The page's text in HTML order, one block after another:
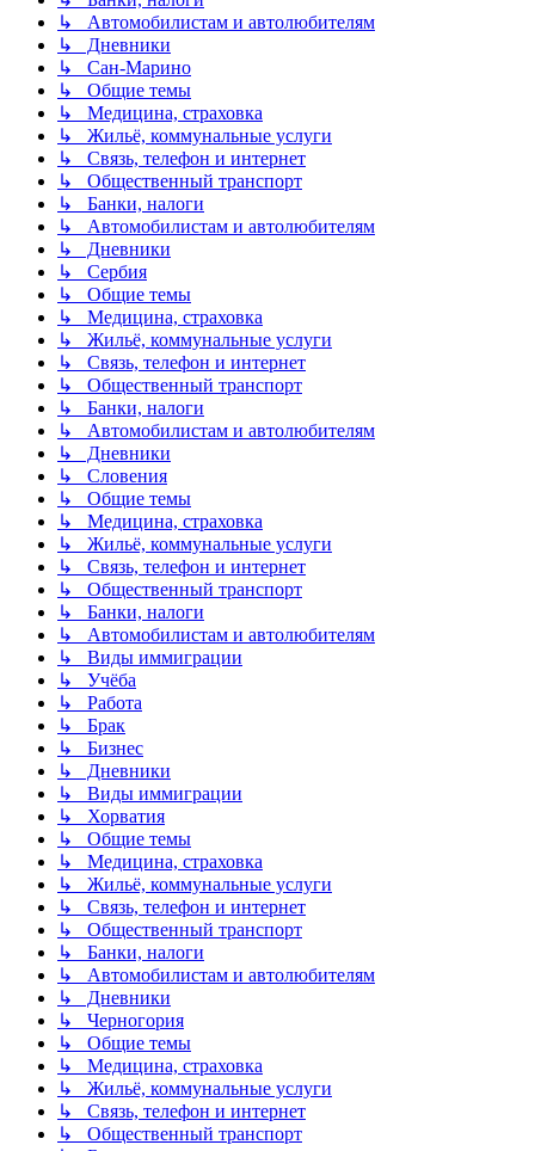
↳ Автомобилистам и автолюбителям
↳ Дневники
↳ Сан-Марино
↳ Общие темы
↳ Медицина, страховка
↳ Жильё, коммунальные услуги
↳ Связь, телефон и интернет
↳ Общественный транспорт
↳ Банки, налоги
↳ Автомобилистам и автолюбителям
↳ Дневники
↳ Сербия
↳ Общие темы
↳ Медицина, страховка
↳ Жильё, коммунальные услуги
↳ Связь, телефон и интернет
↳ Общественный транспорт
↳ Банки, налоги
↳ Автомобилистам и автолюбителям
↳ Дневники
↳ Словения
↳ Общие темы
↳ Медицина, страховка
↳ Жильё, коммунальные услуги
↳ Связь, телефон и интернет
↳ Общественный транспорт
↳ Банки, налоги
↳ Автомобилистам и автолюбителям
↳ Виды иммиграции
↳ Учёба
↳ Работа
↳ Брак
↳ Бизнес
↳ Дневники
↳ Виды иммиграции
↳ Хорватия
↳ Общие темы
↳ Медицина, страховка
↳ Жильё, коммунальные услуги
↳ Связь, телефон и интернет
↳ Общественный транспорт
↳ Банки, налоги
↳ Автомобилистам и автолюбителям
↳ Дневники
↳ Черногория
↳ Общие темы
↳ Медицина, страховка
↳ Жильё, коммунальные услуги
↳ Связь, телефон и интернет
↳ Общественный транспорт